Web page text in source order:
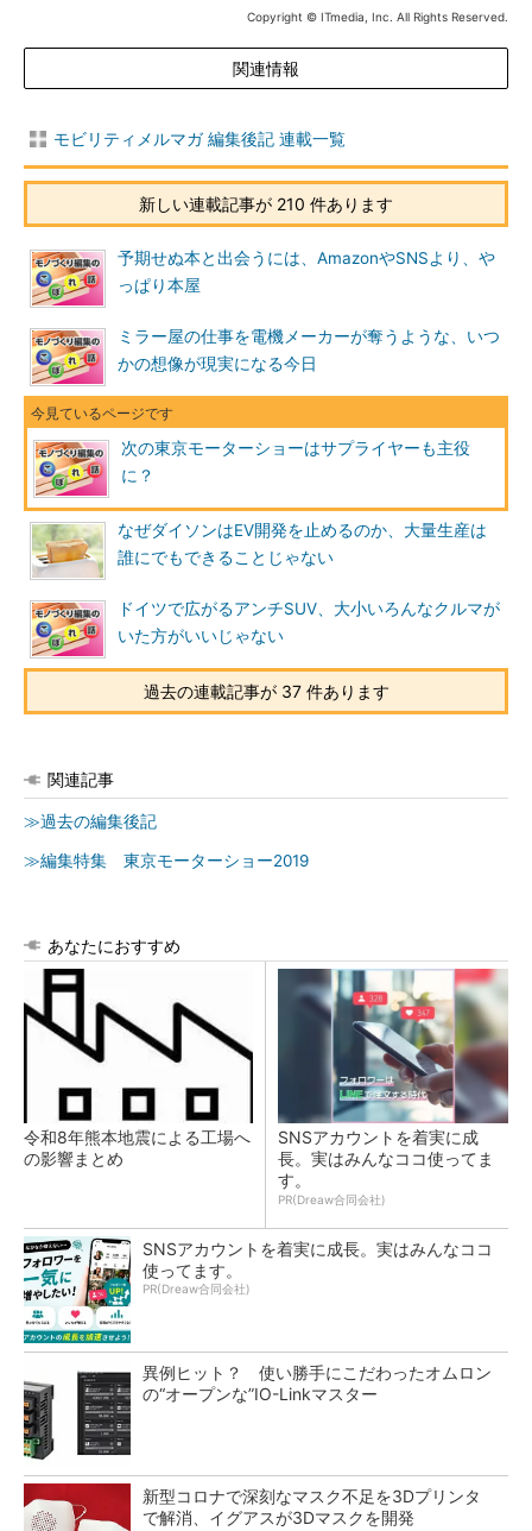
Copyright © ITmedia, Inc. All Rights Reserved.
関連情報
モビリティメルマガ 編集後記 連載一覧
新しい連載記事が 210 件あります
予期せぬ本と出会うには、AmazonやSNSより、や
っぱり本屋
ミラー屋の仕事を電機メーカーが奪うような、いつ
かの想像が現実になる今日
次の東京モーターショーはサプライヤーも主役
に？
なぜダイソンはEV開発を止めるのか、大量生産は
誰にでもできることじゃない
ドイツで広がるアンチSUV、大小いろんなクルマが
いた方がいいじゃない
過去の連載記事が 37 件あります
関連記事
≫過去の編集後記
≫編集特集 東京モーターショー2019
あなたにおすすめ
令和8年熊本地震による工場へ
の影響まとめ
SNSアカウントを着実に成
長。実はみんなココ使ってま
す。
PR(Dreaw合同会社)
SNSアカウントを着実に成長。実はみんなココ
使ってます。
PR(Dreaw合同会社)
異例ヒット？ 使い勝手にこだわったオムロン
の“オープンな”IO-Linkマスター
新型コロナで深刻なマスク不足を3Dプリンタ
で解消、イグアスが3Dマスクを開発